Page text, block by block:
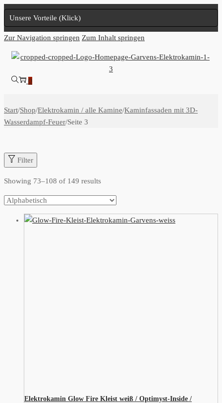
Unsere Vorteile (Klick)
Zur Navigation springen Zum Inhalt springen
0
Start/Shop/Elektrokamin / alle Kamine/Kaminfassaden mit 3D-
Wasserdampf-Feuer/Seite 3
Filter
Showing 73–108 of 149 results
Elektrokamin Glow Fire Kleist weiß / Optimyst-Inside /